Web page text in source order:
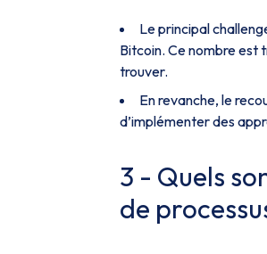
Le principal
Bitcoin. Ce nombre est
trouver.
En revanche, le
d’implémenter des
3 - Quels
de